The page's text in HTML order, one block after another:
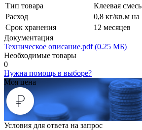
Тип товара
Клеевая смесь
Расход
0,8 кг/кв.м
Срок хранения
12 месяцев
Документация
Техническое описание.pdf (0.25 МБ)
Необходимые товары
0
Нужна помощь в выборе?
Моя цена
Условия для ответа на запрос